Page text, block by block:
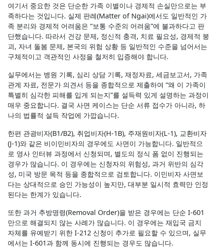
여기서 중요한 것은 단순한 가족 이별이나 경제적 손실만으로는 부
족하다는 것입니다. 실제 판례(Matter of Ngai)에서도 일반적인 가
족 분리와 경제적 어려움은 “보통 수준의 어려움”에 불과하다고 판
단했습니다. 따라서 건강 문제, 정신적 충격, 치료 필요성, 경제적 붕
괴, 자녀 돌봄 문제, 본국의 위험 상황 등 일반적인 수준을 넘어서는
구체적이고 객관적인 사정을 철저히 입증해야 합니다.
실무에서는 병원 기록, 심리 상담 기록, 재정자료, 세금보고서, 가족
관계 자료, 전문가 의견서 등을 종합적으로 제출하여 “왜 이 가족이
특별히 심각한 피해를 입게 되는지”를 설득력 있게 설명하는 과정이
매우 중요합니다. 결국 사면 케이스는 단순 서류 접수가 아니라, 하
나의 법률적 설득 작업에 가깝습니다.
한편 관광비자(B1/B2), 취업비자(H-1B), 주재원비자(L-1), 교환비자
(J-1)와 같은 비이민비자의 경우에도 사면이 가능합니다. 일반적으
로 영사 인터뷰 과정에서 신청되며, 별도의 정식 폼 없이 진행되는
경우가 많습니다. 이 경우에는 신청자의 위험성, 과거 위반의 심각
성, 미국 방문 목적 등을 종합적으로 검토합니다. 이민비자 사면보
다는 상대적으로 승인 가능성이 높지만, 대부분 일시적 효력만 인정
된다는 한계가 있습니다.
또한 과거 추방명령(Removal Order)을 받은 경우에는 단순 I-601
만으로 해결되지 않는 사례가 많습니다. 이 경우에는 재입국 금지
자체를 유예받기 위한 I-212 신청이 추가로 필요할 수 있으며, 실무
에서는 I-601과 함께 동시에 진행되는 경우도 많습니다.